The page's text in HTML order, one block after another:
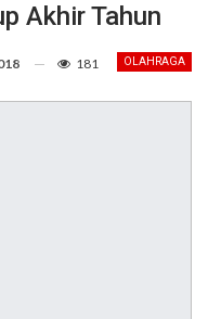
Akhir Tahun
OLAHRAGA
181